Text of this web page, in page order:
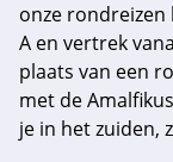
onze
A en vertrek
plaats van een
met de
je in het zuiden,